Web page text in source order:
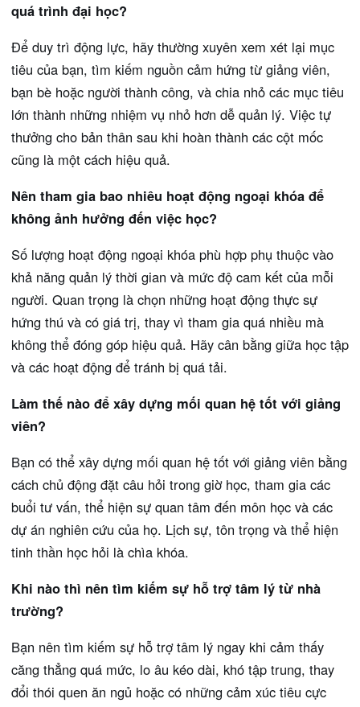
quá trình đại học?
Để duy trì động lực, hãy thường xuyên xem xét lại mục
tiêu của bạn, tìm kiếm nguồn cảm hứng từ giảng viên,
bạn bè hoặc người thành công, và chia nhỏ các mục tiêu
lớn thành những nhiệm vụ nhỏ hơn dễ quản lý. Việc tự
thưởng cho bản thân sau khi hoàn thành các cột mốc
cũng là một cách hiệu quả.
Nên tham gia bao nhiêu hoạt động ngoại khóa để
không ảnh hưởng đến việc học?
Số lượng hoạt động ngoại khóa phù hợp phụ thuộc vào
khả năng quản lý thời gian và mức độ cam kết của mỗi
người. Quan trọng là chọn những hoạt động thực sự
hứng thú và có giá trị, thay vì tham gia quá nhiều mà
không thể đóng góp hiệu quả. Hãy cân bằng giữa học tập
và các hoạt động để tránh bị quá tải.
Làm thế nào để xây dựng mối quan hệ tốt với giảng
viên?
Bạn có thể xây dựng mối quan hệ tốt với giảng viên bằng
cách chủ động đặt câu hỏi trong giờ học, tham gia các
buổi tư vấn, thể hiện sự quan tâm đến môn học và các
dự án nghiên cứu của họ. Lịch sự, tôn trọng và thể hiện
tinh thần học hỏi là chìa khóa.
Khi nào thì nên tìm kiếm sự hỗ trợ tâm lý từ nhà
trường?
Bạn nên tìm kiếm sự hỗ trợ tâm lý ngay khi cảm thấy
căng thẳng quá mức, lo âu kéo dài, khó tập trung, thay
đổi thói quen ăn ngủ hoặc có những cảm xúc tiêu cực